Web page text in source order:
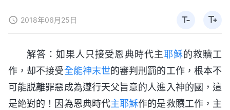
2018年06月25日
解答：如果人只接受恩典時代主耶穌的救贖工
作，却不接受全能神末世的審判刑罰的工作，根本不
可能脱離罪惡成為遵行天父旨意的人進入神的國，這
是絶對的！因為恩典時代主耶穌作的是救贖工作，主